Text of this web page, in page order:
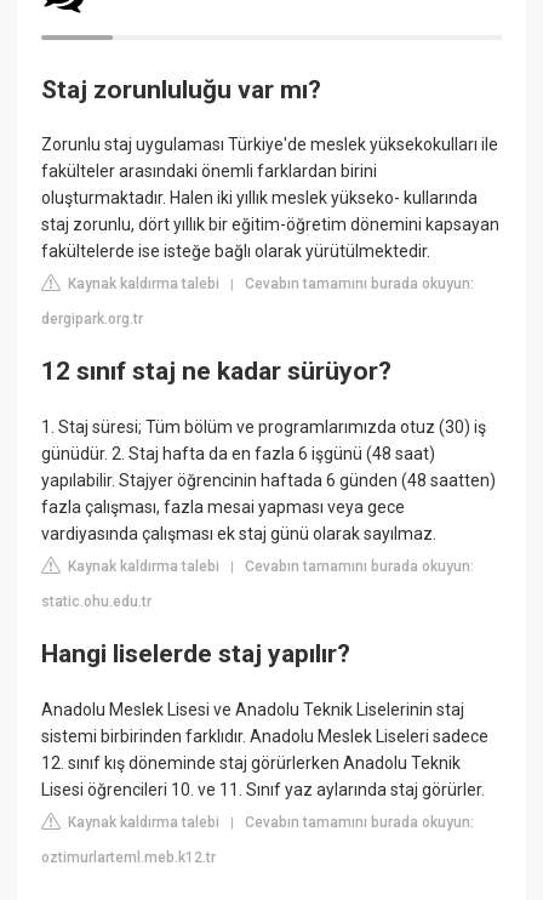
Staj zorunluluğu var mı?
Zorunlu staj uygulaması Türkiye'de meslek yüksekokulları ile
fakülteler arasındaki önemli farklardan birini
oluşturmaktadır. Halen iki yıllık meslek yükseko- kullarında
staj zorunlu, dört yıllık bir eğitim-öğretim dönemini kapsayan
fakültelerde ise isteğe bağlı olarak yürütülmektedir.
Kaynak kaldırma talebi |Cevabın tamamını burada okuyun:
dergipark.org.tr
12 sınıf staj ne kadar sürüyor?
1. Staj süresi; Tüm bölüm ve programlarımızda otuz (30) iş
günüdür. 2. Staj hafta da en fazla 6 işgünü (48 saat)
yapılabilir. Stajyer öğrencinin haftada 6 günden (48 saatten)
fazla çalışması, fazla mesai yapması veya gece
vardiyasında çalışması ek staj günü olarak sayılmaz.
Kaynak kaldırma talebi |Cevabın tamamını burada okuyun:
static.ohu.edu.tr
Hangi liselerde staj yapılır?
Anadolu Meslek Lisesi ve Anadolu Teknik Liselerinin staj
sistemi birbirinden farklıdır. Anadolu Meslek Liseleri sadece
12. sınıf kış döneminde staj görürlerken Anadolu Teknik
Lisesi öğrencileri 10. ve 11. Sınıf yaz aylarında staj görürler.
Kaynak kaldırma talebi |Cevabın tamamını burada okuyun:
oztimurlarteml.meb.k12.tr